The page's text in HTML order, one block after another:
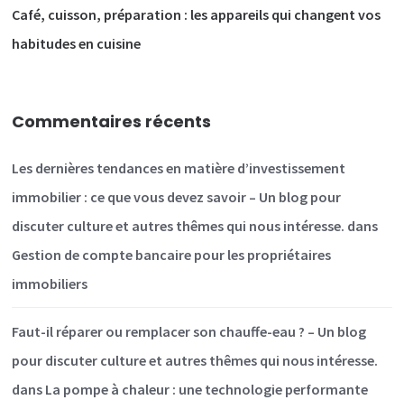
Café, cuisson, préparation : les appareils qui changent vos
habitudes en cuisine
Commentaires récents
Les dernières tendances en matière d’investissement
immobilier : ce que vous devez savoir – Un blog pour
discuter culture et autres thêmes qui nous intéresse. dans
Gestion de compte bancaire pour les propriétaires
immobiliers
Faut-il réparer ou remplacer son chauffe-eau ? – Un blog
pour discuter culture et autres thêmes qui nous intéresse.
dans La pompe à chaleur : une technologie performante